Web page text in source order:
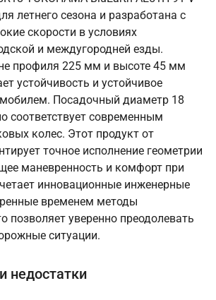
летнего сезона и разработана с
скорости в условиях
и междугородней езды.
профиля 225 мм и высоте 45 мм
устойчивость и устойчивое
Посадочный диаметр 18
соответствует современным
колес. Этот продукт от
точное исполнение геометрии
маневренность и комфорт при
инновационные инженерные
временем методы
позволяет уверенно преодолевать
ситуации.
недостатки